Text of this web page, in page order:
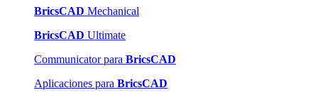
BricsCAD Mechanical
BricsCAD Ultimate
Communicator para BricsCAD
Aplicaciones para BricsCAD